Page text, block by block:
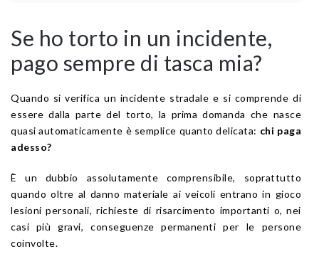
Se ho torto in un incidente,
pago sempre di tasca mia?
Quando si verifica un incidente stradale e si comprende di
essere dalla parte del torto, la prima domanda che nasce
quasi automaticamente è semplice quanto delicata: chi paga
adesso?
È un dubbio assolutamente comprensibile, soprattutto
quando oltre al danno materiale ai veicoli entrano in gioco
lesioni personali, richieste di risarcimento importanti o, nei
casi più gravi, conseguenze permanenti per le persone
coinvolte.